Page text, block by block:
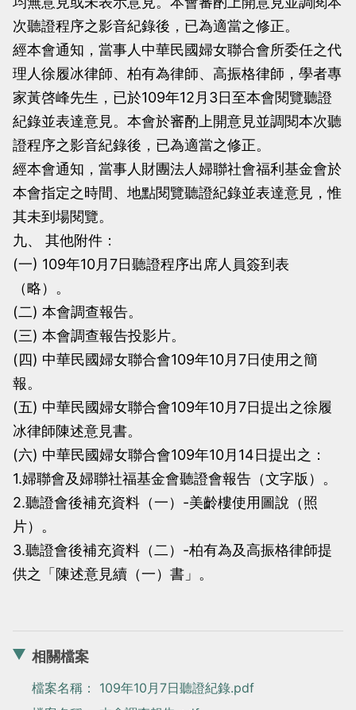
次聽證程序之影音紀錄後，已為適當之修正。
經本會通知，當事人中華民國婦女聯合會所委任之代
理人徐履冰律師、柏有為律師、高振格律師，學者專
家黃啓峰先生，已於109年12月3日至本會閱覽聽證
紀錄並表達意見。本會於審酌上開意見並調閱本次聽
證程序之影音紀錄後，已為適當之修正。
經本會通知，當事人財團法人婦聯社會福利基金會於
本會指定之時間、地點閱覽聽證紀錄並表達意見，惟
其未到場閱覽。
九、 其他附件：
(一) 109年10月7日聽證程序出席人員簽到表
（略）。
(二) 本會調查報告。
(三) 本會調查報告投影片。
(四) 中華民國婦女聯合會109年10月7日使用之簡
報。
(五) 中華民國婦女聯合會109年10月7日提出之徐履
冰律師陳述意見書。
(六) 中華民國婦女聯合會109年10月14日提出之：
1.婦聯會及婦聯社福基金會聽證會報告（文字版）。
2.聽證會後補充資料（一）-美齡樓使用圖說（照
片）。
3.聽證會後補充資料（二）-柏有為及高振格律師提
供之「陳述意見續（一）書」。
相關檔案
檔案名稱： 109年10月7日聽證紀錄.pdf